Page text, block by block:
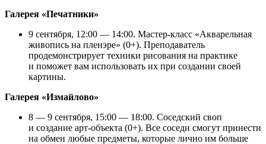
Галерея «Печатники»
9 сентября, 12:00 — 14:00. Мастер-класс «Акварельная
живопись на пленэре» (0+). Преподаватель
продемонстрирует техники рисования на практике
и поможет вам использовать их при создании своей
картины.
Галерея «Измайлово»
8 — 9 сентября, 15:00 — 18:00. Соседский своп
и создание арт-объекта (0+). Все соседи смогут принести
на обмен любые предметы, которые лично им больше